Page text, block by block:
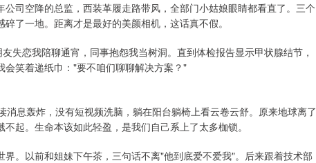
司空降的总监，西装革履走路带风，全部门小姑娘眼睛都看直了。三个
了一地。距离才是最好的美颜相机，这话真不假。
失恋我陪聊通宵，同事抱怨我当树洞。直到体检报告显示甲状腺结节，
笑着递纸巾："要不咱们聊聊解决方案？"
息轰炸，没有短视频洗脑，躺在阳台躺椅上看云卷云舒。原来地球离了
起。生命本该如此轻盈，是我们自己系上了太多枷锁。
。以前和姐妹下午茶，三句话不离"他到底爱不爱我"。后来跟着技术部